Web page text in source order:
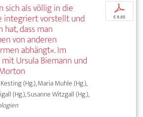
sich als völlig in die
integriert vorstellt und
hat, dass man
von anderen
abhängt«. Im
Ursula Biemann und
(Hg.), Maria Muhle (Hg.),
(Hg.), Susanne Witzgall (Hg.),
p
€ 9,95